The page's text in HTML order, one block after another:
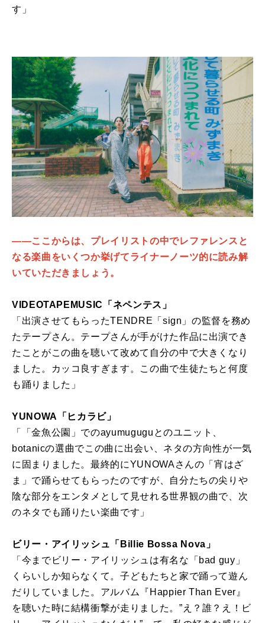
す」
――ここからは、プレイリストの中でレファレンスと
なる楽曲をいくつか挙げてライナーノーツ的に読み解
いていただきましょう。
VIDEOTAPEMUSIC「ネペンテス」
「出演させてもらったTENDRE「sign」の監督を務め
たテープさん。テープさんが手がけた作品に出演でき
たことがこの曲を聴いて改めて自分の中で大きくなり
ました。カッコ良すぎます。この曲で生徒たちと何度
も踊りました」
YUNOWA「ヒカラビ」
「「金魚公園」でのayumuguguとのユニット、
botanicの選曲でこの曲に出会い、ネタの方向性が一気
に固まりました。最終的にYUNOWAさんの「宵はざ
ま」で踊らせてもらったのですが、自分たちの尖りや
陰な部分をエンタメとして見せれる世界観の曲で、次
のネタでも踊りたい楽曲です」
ビリー・アイリッシュ「Billie Bossa Nova」
「今までビリー・アイリッシュは有名な「bad guy」
くらいしか知らなくて。子どもたちと家で踊って遊ん
だりしていました。アルバム『Happier Than Ever』
を聴いた時に結構衝撃が走りました。”え？誰？え！ビ